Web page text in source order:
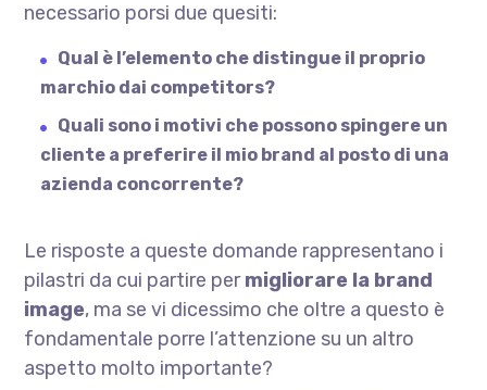
necessario porsi due quesiti:
Qual è l’elemento che distingue il proprio
marchio dai competitors?
Quali sono i motivi che possono spingere un
cliente a preferire il mio brand al posto di una
azienda concorrente?
Le risposte a queste domande rappresentano i
pilastri da cui partire permigliorare la brand
image, ma se vi dicessimo che oltre a questo è
fondamentale porre l’attenzione su un altro
aspetto molto importante?